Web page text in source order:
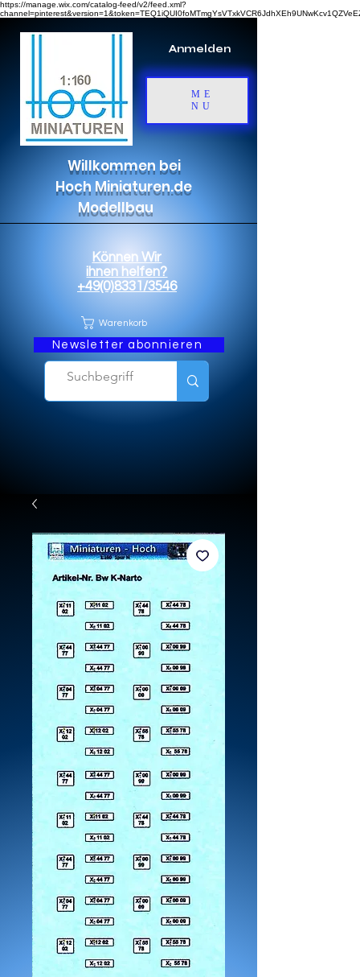
https://manage.wix.com/catalog-feed/v2/feed.xml?
Anmelden
ME
NU
Willkommen bei
Hoch Miniaturen.de
Modellbau
Können Wir
ihnen helfen?
+49(0)8331/3546
Warenkorb
Newsletter abonnieren